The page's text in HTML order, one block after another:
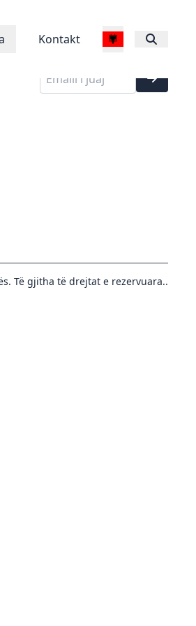
Kontakt
Regjistrohu në
buletinin tonë
Të gjitha të drejtat e rezervuara..